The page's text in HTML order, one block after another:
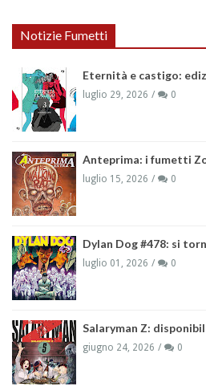
Notizie Fumetti
Eternità e castigo:
luglio 29, 2026 0
Anteprima: i fumetti
luglio 15, 2026 0
Dylan Dog #478: si
luglio 01, 2026 0
Salaryman Z:
giugno 24, 2026 0